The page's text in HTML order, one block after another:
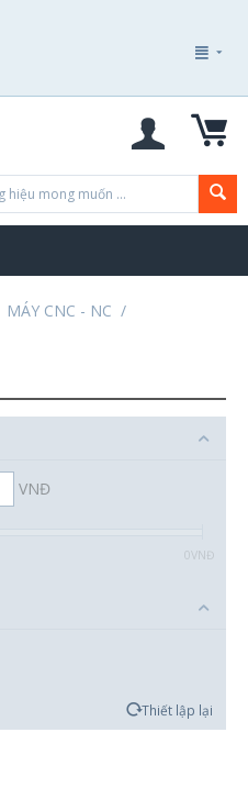
MÁY CNC - NC /
VNĐ
0VNĐ
Thiết lập lại